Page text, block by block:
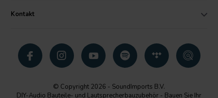
Kontakt
© Copyright 2026 - SoundImports B.V.
DIY-Audio Bauteile- und Lautsprecherbauzubehör - Bauen Sie Ihr